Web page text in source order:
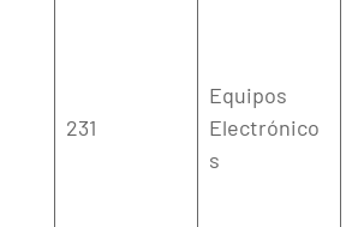
231
Equipos
Electrónico
s